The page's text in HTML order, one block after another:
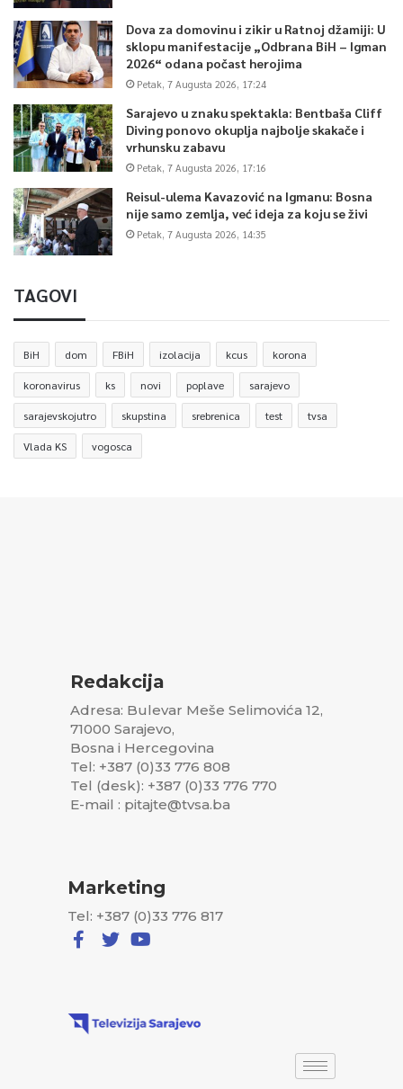
Dova za domovinu i zikir u Ratnoj džamiji: U
sklopu manifestacije „Odbrana BiH – Igman
2026“ odana počast herojima
Petak, 7 Augusta 2026, 17:24
Sarajevo u znaku spektakla: Bentbaša Cliff
Diving ponovo okuplja najbolje skakače i
vrhunsku zabavu
Petak, 7 Augusta 2026, 17:16
Reisul-ulema Kavazović na Igmanu: Bosna
nije samo zemlja, već ideja za koju se živi
Petak, 7 Augusta 2026, 14:35
TAGOVI
BiH dom FBiH izolacija kcus korona
koronavirus ks novi poplave sarajevo
sarajevskojutro skupstina srebrenica test tvsa
Vlada KS vogosca
Redakcija
Adresa: Bulevar Meše Selimovića 12,
71000 Sarajevo,
Bosna i Hercegovina
Tel: +387 (0)33 776 808
Tel (desk): +387 (0)33 776 770
E-mail : pitajte@tvsa.ba
Marketing
Tel: +387 (0)33 776 817